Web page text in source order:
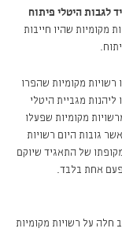
לגבות היטלי פיתוח
מקומיות שהיו חייבות
מקומיות שהפרו
מגביית היטלי
מקומיות שפעלו
גובות היום רשויות
של התאגיד שיוקם
פעם אחת בלבד.
חלה על רשויות מקומיות